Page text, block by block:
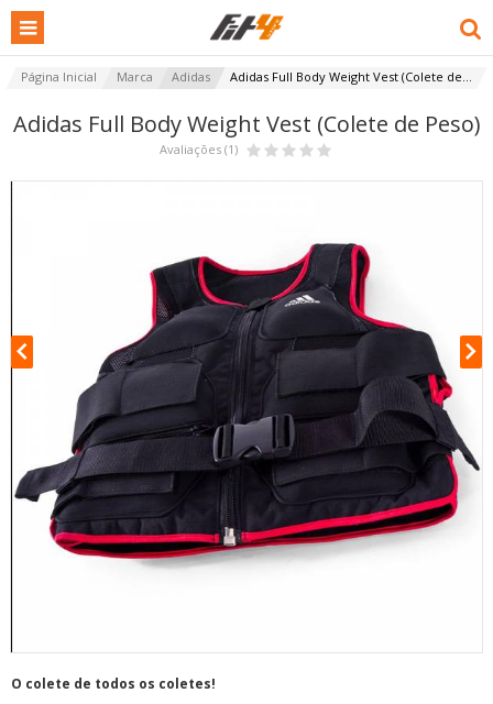
Página Inicial Marca Adidas Adidas Full Body Weight Vest (Colete de...
Adidas Full Body Weight Vest (Colete de Peso)
Avaliações (1)
O colete de todos os coletes!